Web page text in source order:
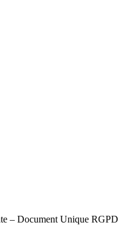
– Document Unique RGPD